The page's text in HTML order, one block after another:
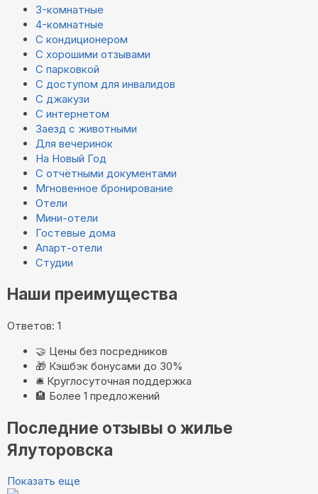
3-комнатные
4-комнатные
С кондиционером
С хорошими отзывами
С парковкой
С доступом для инвалидов
С джакузи
С интернетом
Заезд с животными
Для вечеринок
На Новый Год
С отчётными документами
Мгновенное бронирование
Отели
Мини-отели
Гостевые дома
Апарт-отели
Студии
Наши преимущества
Ответов: 1
🤝 Цены без посредников
🎁 Кэшбэк бонусами до 30%
🛎️ Круглосуточная поддержка
🏨 Более 1 предложений
Последние отзывы о жилье
Ялуторовска
Показать еще